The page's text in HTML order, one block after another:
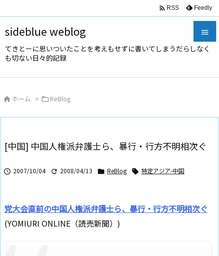
sideblue weblog
てきとーに思いついたことを考えもせずに書いてしまうだらしなく
も切ない日々的記録



次へ
 RSS Feedly
 ホーム > ReBlog
[中国] 中国人権派弁護士ら、暴行・行方不明相次ぐ
 2007/10/04  2008/04/13  ReBlog  特定アジア-中国
党大会直前の中国人権派弁護士ら、暴行・行方不明相次ぐ
(YOMIURI ONLINE（読売新聞）)